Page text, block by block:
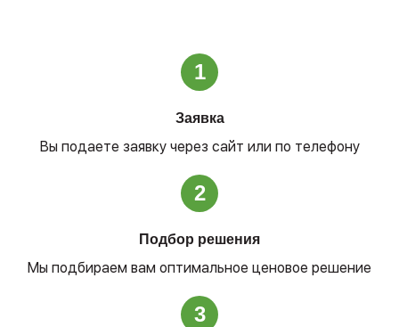
1
Заявка
Вы подаете заявку через сайт или по телефону
2
Подбор решения
Мы подбираем вам оптимальное ценовое решение
3